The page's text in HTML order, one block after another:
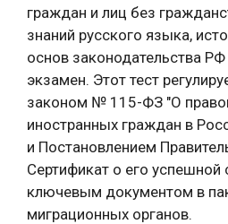
граждан и лиц без
знаний русского языка,
основ законодательства
экзамен. Этот тест
законом № 115-ФЗ "О
иностранных граждан в
и Постановлением
Сертификат о его успешной
ключевым документом в
миграционных органов.